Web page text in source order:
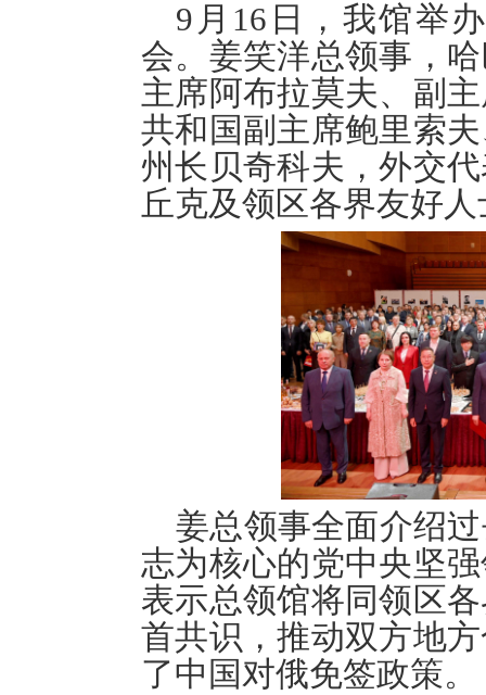
9月16日，我馆举
会。姜笑洋总领事，
主席阿布拉莫夫、副
共和国副主席鲍里索
州长贝奇科夫，外交
丘克及领区各界友好
姜总领事全面介绍
志为核心的党中央坚
表示总领馆将同领区
首共识，推动双方地
了中国对俄免签政策。